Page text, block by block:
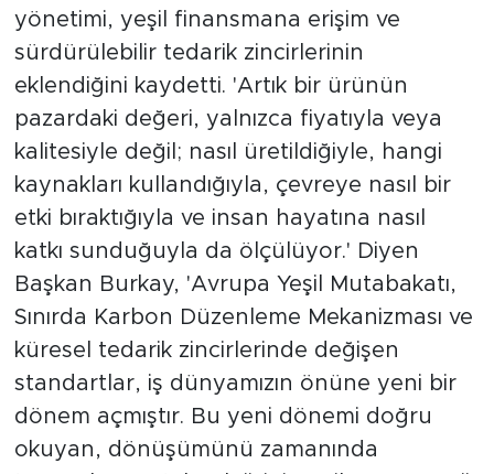
yönetimi, yeşil finansmana erişim ve
sürdürülebilir tedarik zincirlerinin
eklendiğini kaydetti. 'Artık bir ürünün
pazardaki değeri, yalnızca fiyatıyla veya
kalitesiyle değil; nasıl üretildiğiyle, hangi
kaynakları kullandığıyla, çevreye nasıl bir
etki bıraktığıyla ve insan hayatına nasıl
katkı sunduğuyla da ölçülüyor.' Diyen
Başkan Burkay, 'Avrupa Yeşil Mutabakatı,
Sınırda Karbon Düzenleme Mekanizması ve
küresel tedarik zincirlerinde değişen
standartlar, iş dünyamızın önüne yeni bir
dönem açmıştır. Bu yeni dönemi doğru
okuyan, dönüşümünü zamanında